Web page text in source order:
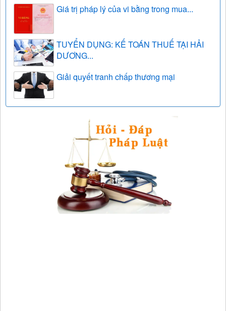
Giá trị pháp lý của vi bằng trong mua...
TUYỂN DỤNG: KẾ TOÁN THUẾ TẠI HẢI
DƯƠNG...
Giải quyết tranh chấp thương mại